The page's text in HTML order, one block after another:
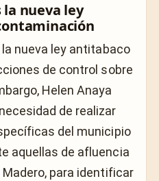
nueva ley
nueva ley antitabaco
de control sobre
Helen Anaya
de realizar
del municipio
aquellas de afluencia
para identificar